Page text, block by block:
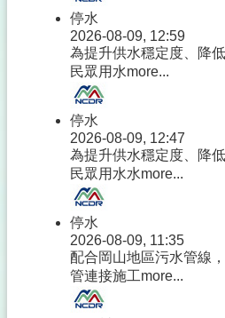
停水
2026-08-09, 12:59
為提升供水穩定度、降
民眾用水more...
停水
2026-08-09, 12:47
為提升供水穩定度、降
民眾用水水more...
停水
2026-08-09, 11:35
配合岡山地區污水管線
管連接施工more...